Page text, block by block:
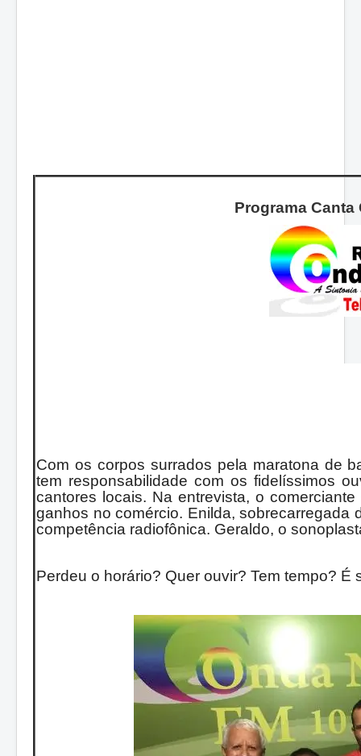
Programa
Com os corpos surrados pela maratona de
tem responsabilidade com os fidelíssimos
cantores locais. Na entrevista, o
ganhos no comércio. Enilda, sobrecarregada
competência radiofônica. Geraldo, o
Perdeu o horário? Quer ouvir? Tem tempo? É